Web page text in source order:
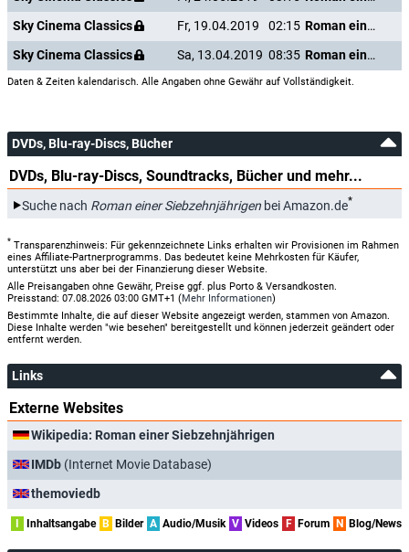
Sky Cinema Classics
Fr, 19.04.2019 02:15
Roman einer Siebzehnjährigen
Sky Cinema Classics
Sa, 13.04.2019 08:35 Roman einer Siebzehnjährigen
Daten & Zeiten kalendarisch. Alle Angaben ohne Gewähr auf Vollständigkeit.
DVDs, Blu-ray-Discs, Bücher
DVDs, Blu-ray-Discs, Soundtracks, Bücher und mehr...
Suche nach Roman einer Siebzehnjährigen bei Amazon.de*
* Transparenzhinweis: Für gekennzeichnete Links erhalten wir Provisionen im Rahmen
eines Affiliate-Partnerprogramms. Das bedeutet keine Mehrkosten für Käufer,
unterstützt uns aber bei der Finanzierung dieser Website.
Alle Preisangaben ohne Gewähr, Preise ggf. plus Porto & Versandkosten.
Preisstand: 07.08.2026 03:00 GMT+1 (Mehr Informationen)
Bestimmte Inhalte, die auf dieser Website angezeigt werden, stammen von Amazon.
Diese Inhalte werden "wie besehen" bereitgestellt und können jederzeit geändert oder
entfernt werden.
Links
Externe Websites
Wikipedia: Roman einer Siebzehnjährigen
IMDb (Internet Movie Database)
themoviedb
I Inhaltsangabe B Bilder A Audio/Musik V Videos F Forum N Blog/News